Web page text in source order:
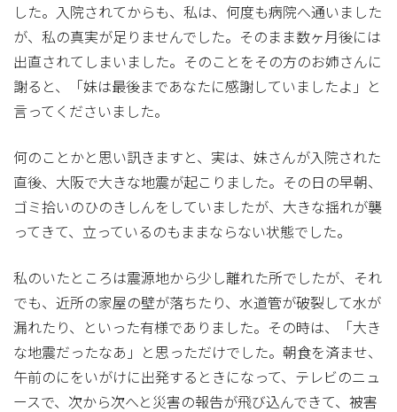
した。入院されてからも、私は、何度も病院へ通いました
が、私の真実が足りませんでした。そのまま数ヶ月後には
出直されてしまいました。そのことをその方のお姉さんに
謝ると、「妹は最後まであなたに感謝していましたよ」と
言ってくださいました。
何のことかと思い訊きますと、実は、妹さんが入院された
直後、大阪で大きな地震が起こりました。その日の早朝、
ゴミ拾いのひのきしんをしていましたが、大きな揺れが襲
ってきて、立っているのもままならない状態でした。
私のいたところは震源地から少し離れた所でしたが、それ
でも、近所の家屋の壁が落ちたり、水道管が破裂して水が
漏れたり、といった有様でありました。その時は、「大き
な地震だったなあ」と思っただけでした。朝食を済ませ、
午前のにをいがけに出発するときになって、テレビのニュ
ースで、次から次へと災害の報告が飛び込んできて、被害